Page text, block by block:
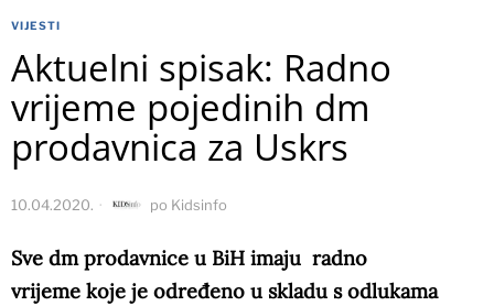
VIJESTI
Aktuelni spisak: Radno
vrijeme pojedinih dm
prodavnica za Uskrs
10.04.2020. po Kidsinfo
Sve dm prodavnice u BiH imaju radno
vrijeme koje je određeno u skladu s odlukama